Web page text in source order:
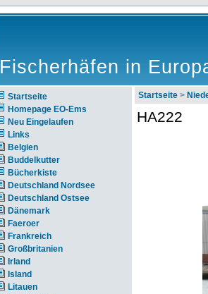
Fischerhäfen in
Startseite
Homepage EO-Ems
Neu Eingelaufen
Links
Belgien
Buddelkutter
Bücherkiste
Deutschland Nordsee
Deutschland Ostsee
Dänemark
Faeroer
Frankreich
Großbritanien
Irland
Island
Litauen
Startseite >
HA222